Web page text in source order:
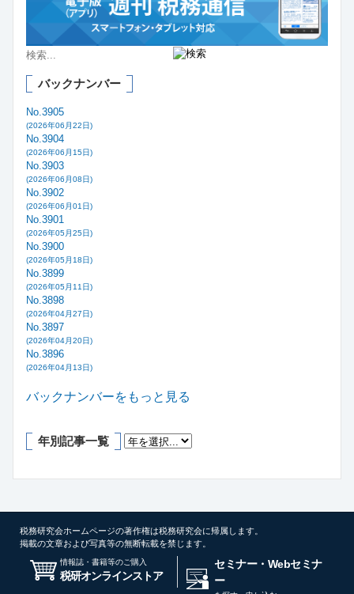
バックナンバー
No.3905
(2026年06月22日)
No.3904
(2026年06月15日)
No.3903
(2026年06月08日)
No.3902
(2026年06月01日)
No.3901
(2026年05月25日)
No.3900
(2026年05月18日)
No.3899
(2026年05月11日)
No.3898
(2026年04月27日)
No.3897
(2026年04月20日)
No.3896
(2026年04月13日)
バックナンバーをもっと見る
年別記事一覧
税務研究会ホームページの著作権は税務研究会に帰属します。
掲載の文章および写真等の無断転載を禁じます。
情報誌・書籍等のご購入
税研オンラインストア
セミナー・Webセミナ
ー